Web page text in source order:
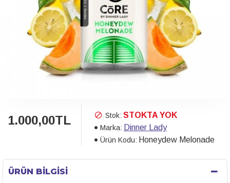
1.000,00TL Stok: STOKTA YOK
Marka: Dinner Lady
Ürün Kodu: Honeydew Melonade
ÜRÜN BILGISI